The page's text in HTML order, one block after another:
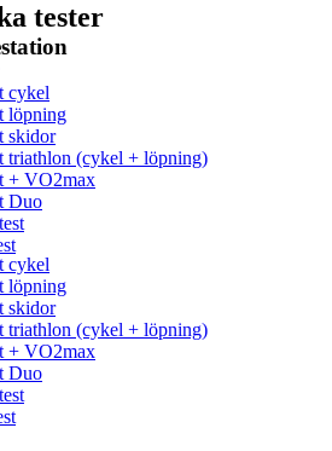
tester
cykel
löpning
skidor
triathlon (cykel + löpning)
+ VO2max
Duo
cykel
löpning
skidor
triathlon (cykel + löpning)
+ VO2max
Duo